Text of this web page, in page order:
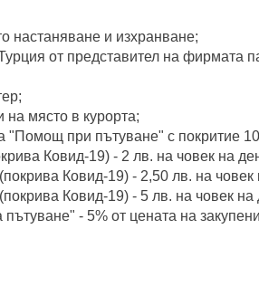
настаняване и изхранване;
от представител на фирмата
на място в курорта;
"Помощ при пътуване" с покритие
Ковид-19) - 2 лв. на човек на
Ковид-19) - 2,50 лв. на човек
Ковид-19) - 5 лв. на човек на
- 5% от цената на